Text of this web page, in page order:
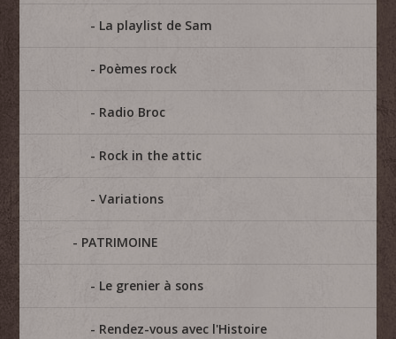
La playlist de Sam
Poèmes rock
Radio Broc
Rock in the attic
Variations
PATRIMOINE
Le grenier à sons
Rendez-vous avec l'Histoire